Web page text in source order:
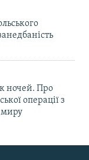
ночей. Про
операції з
миру